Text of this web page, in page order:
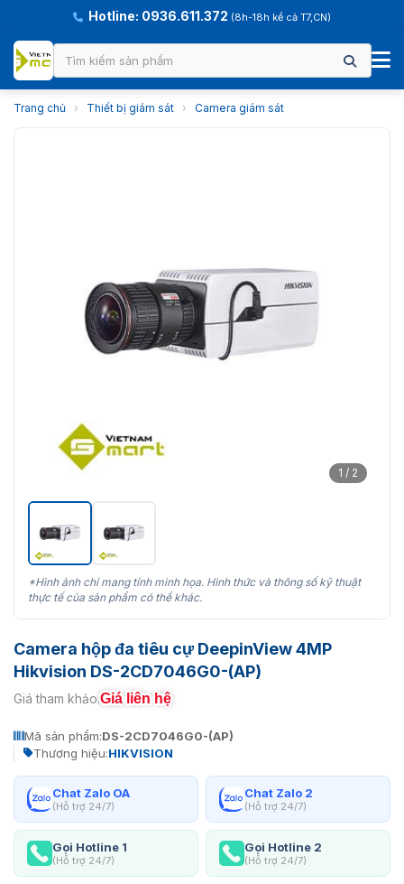
Hotline: 0936.611.372 (8h-18h kể cả T7,CN)
Trang chủ › Thiết bị giám sát › Camera giám sát
1 / 2
*Hình ảnh chỉ mang tính minh họa. Hình thức và thông số kỹ thuật
thực tế của sản phẩm có thể khác.
Camera hộp đa tiêu cự DeepinView 4MP
Hikvision DS-2CD7046G0-(AP)
Giá tham khảo:Giá liên hệ
Mã sản phẩm:DS-2CD7046G0-(AP)
Thương hiệu:HIKVISION
Chat Zalo OA
(Hỗ trợ 24/7)
Chat Zalo 2
(Hỗ trợ 24/7)
Gọi Hotline 1
(Hỗ trợ 24/7)
Gọi Hotline 2
(Hỗ trợ 24/7)